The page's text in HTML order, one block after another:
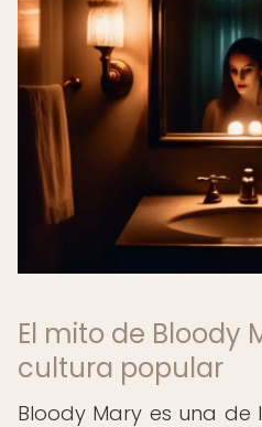
El mito de Bloody
cultura popular
Bloody Mary es una